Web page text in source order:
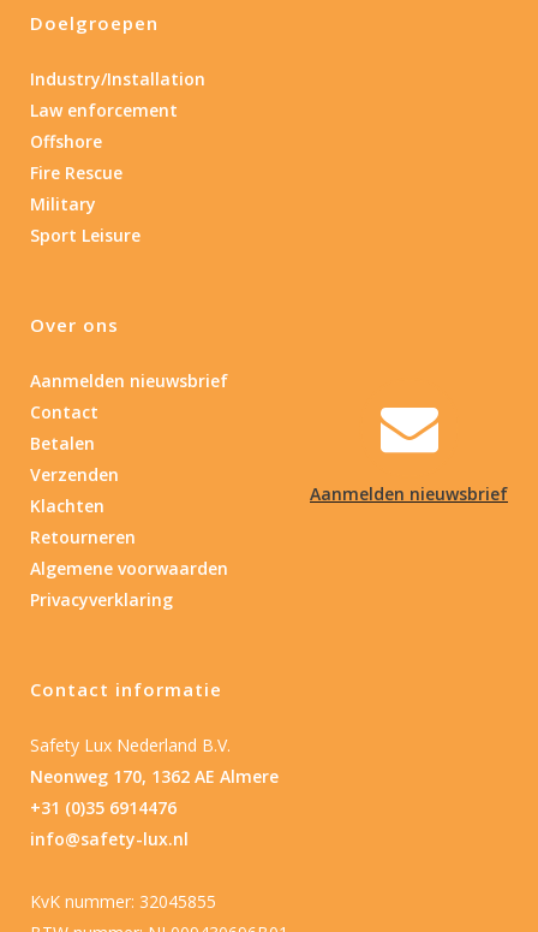
Aanmelden nieuwsbrief
Doelgroepen
Industry/Installation
Law enforcement
Offshore
Fire Rescue
Military
Sport Leisure
Over ons
Aanmelden nieuwsbrief
Contact
Betalen
Verzenden
Klachten
Retourneren
Algemene voorwaarden
Privacyverklaring
Contact informatie
Safety Lux Nederland B.V.
Neonweg 170, 1362 AE Almere
+31 (0)35 6914476
info@safety-lux.nl
KvK nummer: 32045855